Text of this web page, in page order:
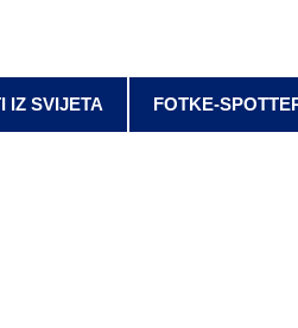
IZ SVIJETA FOTKE-